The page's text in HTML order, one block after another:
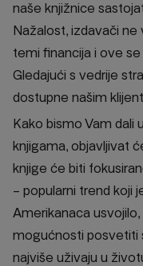
naše knjižnice
Nažalost, izdavači
temi financija i ove
Gledajući s vedrije
dostupne našim
Kako bismo Vam dali
knjigama, objavljivat
knjige će biti
– popularni trend koji
Amerikanaca usvojilo,
mogućnosti posvetiti
najviše uživaju u